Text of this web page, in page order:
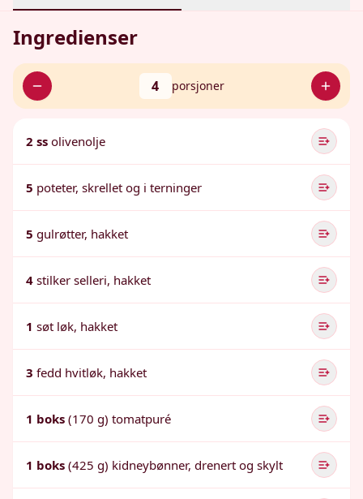
Ingredienser
4 porsjoner
2 ss olivenolje
5 poteter, skrellet og i terninger
5 gulrøtter, hakket
4 stilker selleri, hakket
1 søt løk, hakket
3 fedd hvitløk, hakket
1 boks (170 g) tomatpuré
1 boks (425 g) kidneybønner, drenert og skylt